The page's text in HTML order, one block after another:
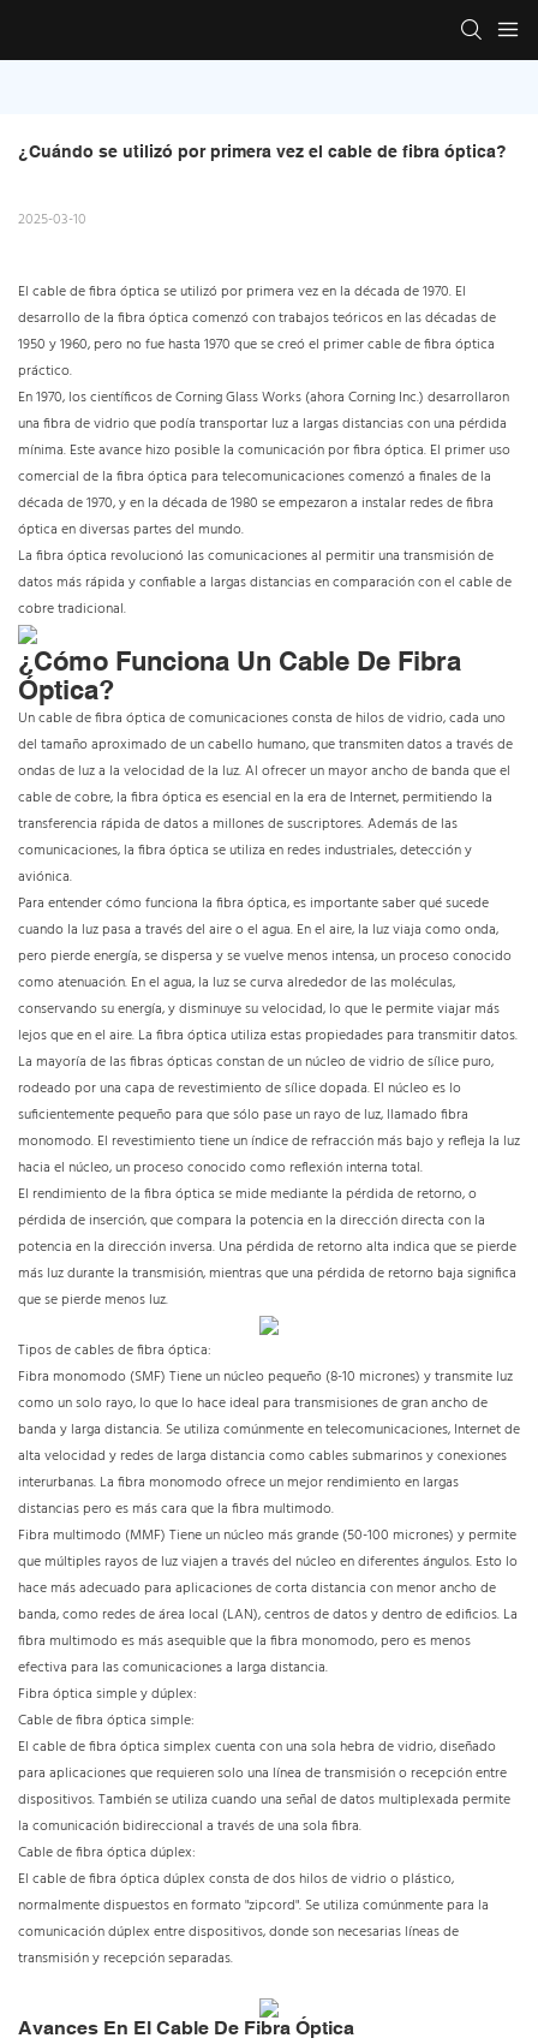
¿Cuándo se utilizó por primera vez el cable de fibra óptica?
2025-03-10
El cable de fibra óptica se utilizó por primera vez en la década de 1970. El
desarrollo de la fibra óptica comenzó con trabajos teóricos en las décadas de
1950 y 1960, pero no fue hasta 1970 que se creó el primer cable de fibra óptica
práctico.
En 1970, los científicos de Corning Glass Works (ahora Corning Inc.) desarrollaron
una fibra de vidrio que podía transportar luz a largas distancias con una pérdida
mínima. Este avance hizo posible la comunicación por fibra óptica. El primer uso
comercial de la fibra óptica para telecomunicaciones comenzó a finales de la
década de 1970, y en la década de 1980 se empezaron a instalar redes de fibra
óptica en diversas partes del mundo.
La fibra óptica revolucionó las comunicaciones al permitir una transmisión de
datos más rápida y confiable a largas distancias en comparación con el cable de
cobre tradicional.
¿Cómo Funciona Un Cable De Fibra
Óptica?
Un cable de fibra óptica de comunicaciones consta de hilos de vidrio, cada uno
del tamaño aproximado de un cabello humano, que transmiten datos a través de
ondas de luz a la velocidad de la luz. Al ofrecer un mayor ancho de banda que el
cable de cobre, la fibra óptica es esencial en la era de Internet, permitiendo la
transferencia rápida de datos a millones de suscriptores. Además de las
comunicaciones, la fibra óptica se utiliza en redes industriales, detección y
aviónica.
Para entender cómo funciona la fibra óptica, es importante saber qué sucede
cuando la luz pasa a través del aire o el agua. En el aire, la luz viaja como onda,
pero pierde energía, se dispersa y se vuelve menos intensa, un proceso conocido
como atenuación. En el agua, la luz se curva alrededor de las moléculas,
conservando su energía, y disminuye su velocidad, lo que le permite viajar más
lejos que en el aire. La fibra óptica utiliza estas propiedades para transmitir datos.
La mayoría de las fibras ópticas constan de un núcleo de vidrio de sílice puro,
rodeado por una capa de revestimiento de sílice dopada. El núcleo es lo
suficientemente pequeño para que sólo pase un rayo de luz, llamado fibra
monomodo. El revestimiento tiene un índice de refracción más bajo y refleja la luz
hacia el núcleo, un proceso conocido como reflexión interna total.
El rendimiento de la fibra óptica se mide mediante la pérdida de retorno, o
pérdida de inserción, que compara la potencia en la dirección directa con la
potencia en la dirección inversa. Una pérdida de retorno alta indica que se pierde
más luz durante la transmisión, mientras que una pérdida de retorno baja significa
que se pierde menos luz.
Tipos de cables de fibra óptica:
Fibra monomodo (SMF) Tiene un núcleo pequeño (8-10 micrones) y transmite luz
como un solo rayo, lo que lo hace ideal para transmisiones de gran ancho de
banda y larga distancia. Se utiliza comúnmente en telecomunicaciones, Internet de
alta velocidad y redes de larga distancia como cables submarinos y conexiones
interurbanas. La fibra monomodo ofrece un mejor rendimiento en largas
distancias pero es más cara que la fibra multimodo.
Fibra multimodo (MMF) Tiene un núcleo más grande (50-100 micrones) y permite
que múltiples rayos de luz viajen a través del núcleo en diferentes ángulos. Esto lo
hace más adecuado para aplicaciones de corta distancia con menor ancho de
banda, como redes de área local (LAN), centros de datos y dentro de edificios. La
fibra multimodo es más asequible que la fibra monomodo, pero es menos
efectiva para las comunicaciones a larga distancia.
Fibra óptica simple y dúplex:
Cable de fibra óptica simple:
El cable de fibra óptica simplex cuenta con una sola hebra de vidrio, diseñado
para aplicaciones que requieren solo una línea de transmisión o recepción entre
dispositivos. También se utiliza cuando una señal de datos multiplexada permite
la comunicación bidireccional a través de una sola fibra.
Cable de fibra óptica dúplex:
El cable de fibra óptica dúplex consta de dos hilos de vidrio o plástico,
normalmente dispuestos en formato "zipcord". Se utiliza comúnmente para la
comunicación dúplex entre dispositivos, donde son necesarias líneas de
transmisión y recepción separadas.
Avances En El Cable De Fibra Óptica